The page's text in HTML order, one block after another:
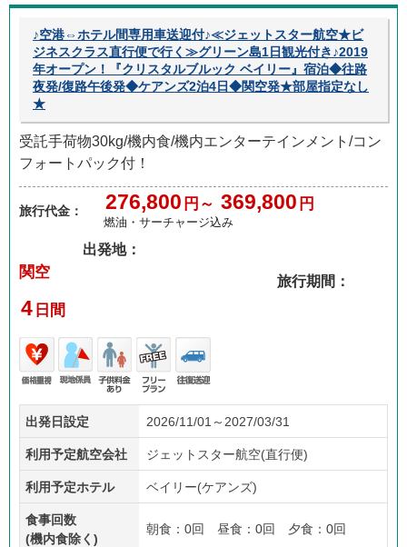
♪空港⇔ホテル間専用車送迎付♪≪ジェットスター航空★ビ
ジネスクラス直行便で行く≫グリーン島1日観光付き♪2019
年オープン！『クリスタルブルック ベイリー』宿泊◆往路
夜発/復路午後発◆ケアンズ2泊4日◆関空発★部屋指定なし
★
受託手荷物30kg/機内食/機内エンターテインメント/コン
フォートパック付！
旅行代金： 276,800 円～ 369,800 円
燃油・サーチャージ込み
出発地：
関空
旅行期間：
4 日間
価格
重視
現地
係員
子供
あり
フリ
ープ
ラン
往復
送迎
出発日設定 2026/11/01～2027/03/31
利用予定航空会社 ジェットスター航空(直行便)
利用予定ホテル ベイリー(ケアンズ)
食事回数
(機内食除く)
朝食：0回 昼食：0回 夕食：0回